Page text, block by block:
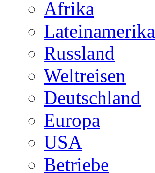
Afrika
Lateinamerika
Russland
Weltreisen
Deutschland
Europa
USA
Betriebe